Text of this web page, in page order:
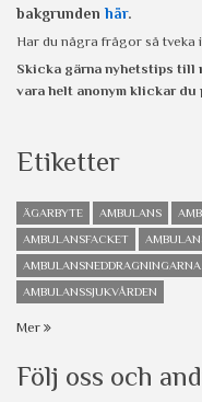
bakgrunden här.
Har du några frågor så tveka
Skicka gärna nyhetstips till
vara helt anonym klickar du
Etiketter
ÄGARBYTE AMBULANS
AMBULANSFACKET
AMBULANSNEDDRAGNINGARNA
AMBULANSSJUKVÅRDEN
Mer
Följ oss och